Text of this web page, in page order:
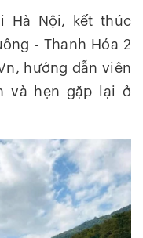
Hà Nội, kết thúc
- Thanh Hóa 2
hướng dẫn viên
và hẹn gặp lại ở